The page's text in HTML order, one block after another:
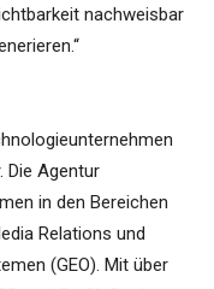
nachweisbar
Die Agentur
in den Bereichen
Relations und
(GEO). Mit über